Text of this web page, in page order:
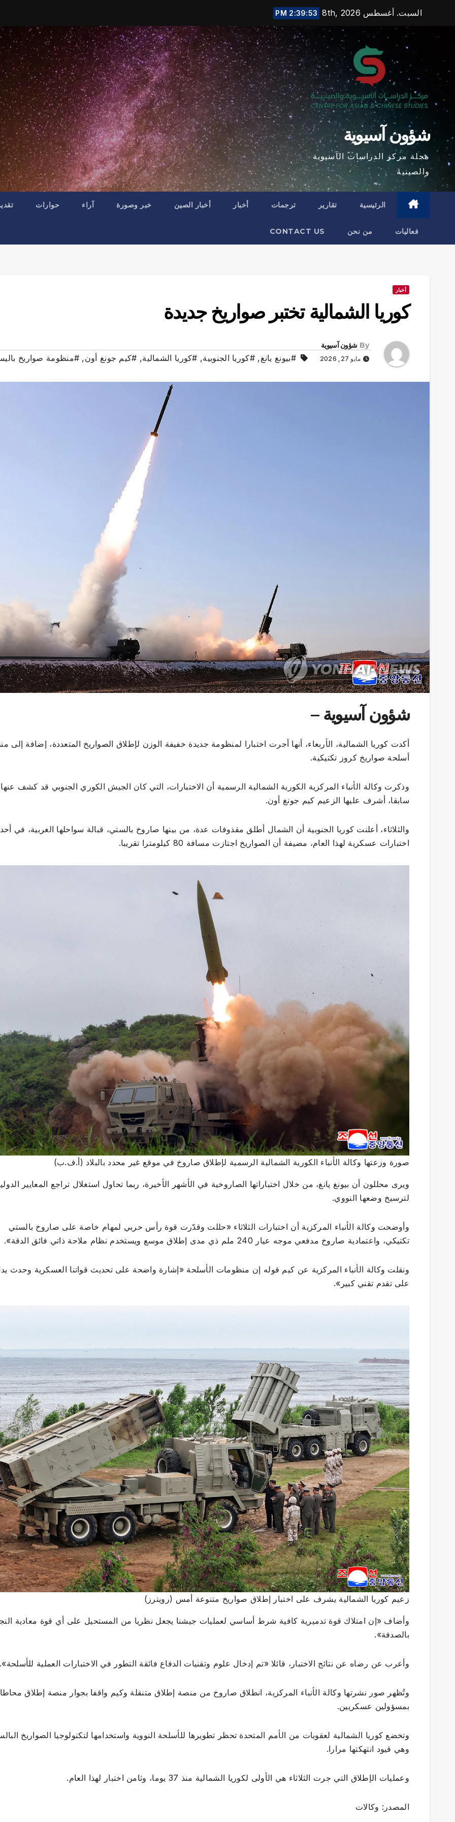
content
السبت. أغسطس 8th, 2026 2:39:55 PM
شؤون آسيوية
مجلة مركز الدراسات الآسيوية
والصينية
الرئيسية تقارير ترجمات أخبار أخبار الصين خبر وصورة آراء حوارات
فعاليات من نحن CONTACT US
أخبار
كوريا الشمالية تختبر صواريخ جديدة
By شؤون آسيوية
مايو 27, 2026 #بيونغ يانغ,#كوريا الجنوبية, #كوريا الشمالية, #كيم جونغ أون, #منظومة صواريخ
شؤون آسيوية –
أكدت كوريا الشمالية، الأربعاء، أنها أجرت اختبارا لمنظومة جديدة خفيفة الوزن لإطلاق الصواريخ المتعددة، إضافة إلى
أسلحة صواريخ كروز تكتيكية.
وذكرت وكالة الأنباء المركزية الكورية الشمالية الرسمية أن الاختبارات، التي كان الجيش الكوري الجنوبي قد كشف عنها
سابقا، أشرف عليها الزعيم كيم جونغ أون.
والثلاثاء، أعلنت كوريا الجنوبية أن الشمال أطلق مقذوفات عدة، من بينها صاروخ بالستي، قبالة سواحلها الغربية، في
اختبارات عسكرية لهذا العام، مضيفة أن الصواريخ اجتازت مسافة 80 كيلومترا تقريبا.
صورة وزعتها وكالة الأنباء الكورية الشمالية الرسمية لإطلاق صاروخ في موقع غير محدد بالبلاد (أ.ف.ب)
ويرى محللون أن بيونغ يانغ، من خلال اختباراتها الصاروخية في الأشهر الأخيرة، ربما تحاول استغلال تراجع المعايير
لترسيخ وضعها النووي.
وأوضحت وكالة الأنباء المركزية أن اختبارات الثلاثاء «حللت وقدّرت قوة رأس حربي لمهام خاصة على صاروخ بالستي
تكتيكي، واعتمادية صاروخ مدفعي موجه عيار 240 ملم ذي مدى إطلاق موسع ويستخدم نظام ملاحة ذاتي فائق الدقة».
ونقلت وكالة الأنباء المركزية عن كيم قوله إن منظومات الأسلحة «إشارة واضحة على تحديث قواتنا العسكرية وحدث
على تقدم تقني كبير».
زعيم كوريا الشمالية يشرف على اختبار إطلاق صواريخ متنوعة أمس (رويترز)
وأضاف «إن امتلاك قوة تدميرية كافية شرط أساسي لعمليات جيشنا يجعل نظريا من المستحيل على أي قوة معادية
بالصدفة».
وأعرب عن رضاه عن نتائج الاختبار، قائلا «تم إدخال علوم وتقنيات الدفاع فائقة التطور في الاختبارات العملية للأسلحة».
وتُظهر صور نشرتها وكالة الأنباء المركزية، انطلاق صاروخ من منصة إطلاق متنقلة وكيم واقفا بجوار منصة إطلاق محاطا
بمسؤولين عسكريين.
وتخضع كوريا الشمالية لعقوبات من الأمم المتحدة تحظر تطويرها للأسلحة النووية واستخدامها لتكنولوجيا الصواريخ
وهي قيود انتهكتها مرارا.
وعمليات الإطلاق التي جرت الثلاثاء هي الأولى لكوريا الشمالية منذ 37 يوما، وثامن اختبار لهذا العام.
المصدر: وكالات